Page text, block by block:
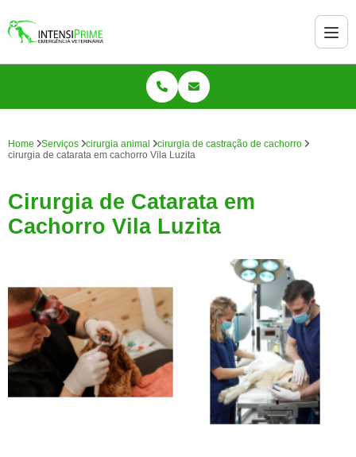
Home Serviços cirurgia animal
cirurgia de castração de cachorro
cirurgia de catarata em cachorro Vila Luzita
Cirurgia de Catarata em
Cachorro Vila Luzita